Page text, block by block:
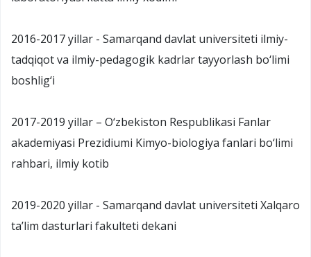
2016-2017 yillar - Samarqand davlat universiteti ilmiy-
tadqiqot va ilmiy-pedagogik kadrlar tayyorlash bo‘limi
boshlig‘i
2017-2019 yillar – O‘zbekiston Respublikasi Fanlar
akademiyasi Prezidiumi Kimyo-biologiya fanlari bo‘limi
rahbari, ilmiy kotib
2019-2020 yillar - Samarqand davlat universiteti Xalqaro
ta’lim dasturlari fakulteti dekani